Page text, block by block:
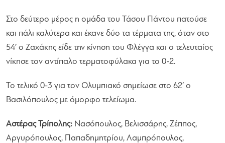
Στο δεύτερο μέρος η ομάδα του Τάσου Πάντου πατούσε
και πάλι καλύτερα και έκανε δύο τα τέρματα της, όταν στο
54′ ο Ζαχάκης είδε την κίνηση του Φλέγγα και ο τελευταίος
νίκησε τον αντίπαλο τερματοφύλακα για το 0-2.
Το τελικό 0-3 για τον Ολυμπιακό σημείωσε στο 62′ ο
Βασιλόπουλος με όμορφο τελείωμα.
Αστέρας Τρίπολης: Νασόπουλος, Βελισσάρης, Ζέππος,
Αργυρόπουλος, Παπαδημητρίου, Λαμπρόπουλος,